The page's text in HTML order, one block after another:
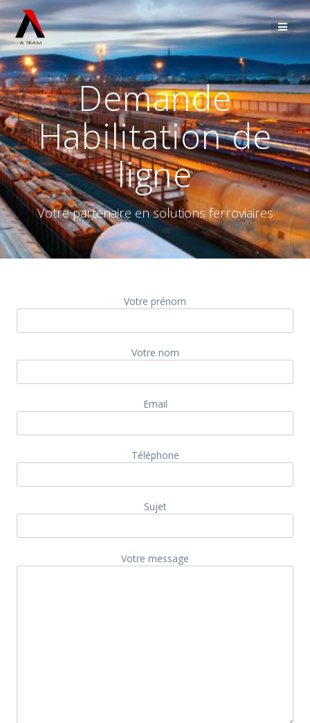
Passer
au
contenu
Demande
Habilitation de
ligne
Votre partenaire en solutions ferroviaires
Votre prénom
Votre nom
Email
Téléphone
Sujet
Votre message